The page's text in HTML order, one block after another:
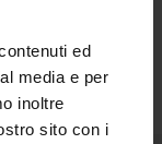
ed
media e per
inoltre
sito con i